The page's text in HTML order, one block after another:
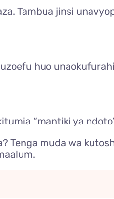
Tambua jinsi
huo
“mantiki ya
Tenga muda wa